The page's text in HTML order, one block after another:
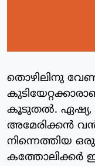
തൊഴിലിനു
കൂടുതല്‍. ഏഷ്യ,
അമേരിക്കന്‍
നിന്നെത്തിയ
കത്തോലിക്കര്‍